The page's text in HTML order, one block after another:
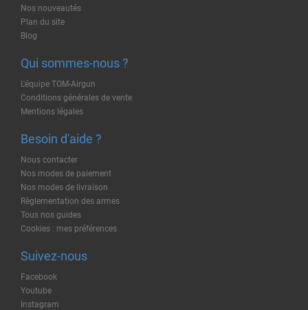
Nos nouveautés
Plan du site
Blog
Qui sommes-nous ?
L'équipe TOM-Airgun
Conditions générales de vente
Mentions légales
Besoin d'aide ?
Nous contacter
Nos modes de paiement
Nos modes de livraison
Règlementation des armes
Tous nos guides
Cookies : mes préférences
Suivez-nous
Facebook
Youtube
Instagram